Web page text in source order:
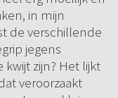
in mijn
de verschillende
jegens
zijn? Het lijkt
veroorzaakt